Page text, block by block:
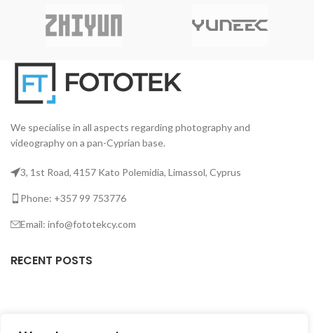
We specialise in all aspects regarding photography and
videography on a pan-Cyprian base.
3, 1st Road, 4157 Kato Polemidia, Limassol, Cyprus
Phone: +357 99 753776
Email: info@fototekcy.com
RECENT POSTS